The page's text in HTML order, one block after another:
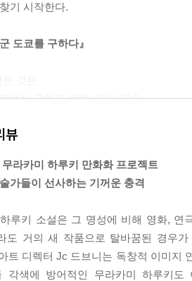
기 시작한다.
도쿄를 구하다』
에서 구하기 위해서입니다.”
고의 융자관리과 계장, 가타기리 씨.
군은 가타기리 씨가 함께 싸워야 ‘지
미롭고 신비한 얘기를
려주었다.”
뷰
라카미 하루키 만화화 프로젝트
가들이 선사하는 기꺼운 충격
루키 소설은 그 명성에 비해 영화, 연
도 거의 새 작품으로 탈바꿈된 경우
트 디렉터 Jc 드브니는 독창적 이미지
각색에 방어적인 무라카미 하루키